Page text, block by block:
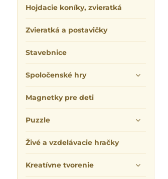
Hojdacie koníky, zvieratká
Zvieratká a postavičky
Stavebnice
Spoločenské hry
Magnetky pre deti
Puzzle
Živé a vzdelávacie hračky
Kreatívne tvorenie